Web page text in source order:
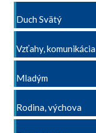
Duch Svätý
Vzťahy, komunikácia
Mladým
Rodina, výchova